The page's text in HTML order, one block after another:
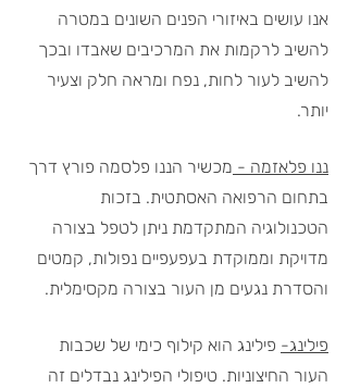
אנו עושים באיזורי הפנים השונים במטרה
להשיב לרקמות את המרכיבים שאבדו ובכך
להשיב לעור לחות, נפח ומראה חלק וצעיר
יותר.
ננו פלאזמה - מכשיר הננו פלסמה פורץ דרך
בתחום הרפואה האסתטית. בזכות
הטכנולוגיה המתקדמת ניתן לטפל בצורה
מדויקת וממוקדת בעפעפיים נפולות, קמטים
והסדרת נגעים מן העור בצורה מקסימלית.
פילינג- פילינג הוא קילוף כימי של שכבות
העור החיצוניות. טיפולי הפילינג נבדלים זה